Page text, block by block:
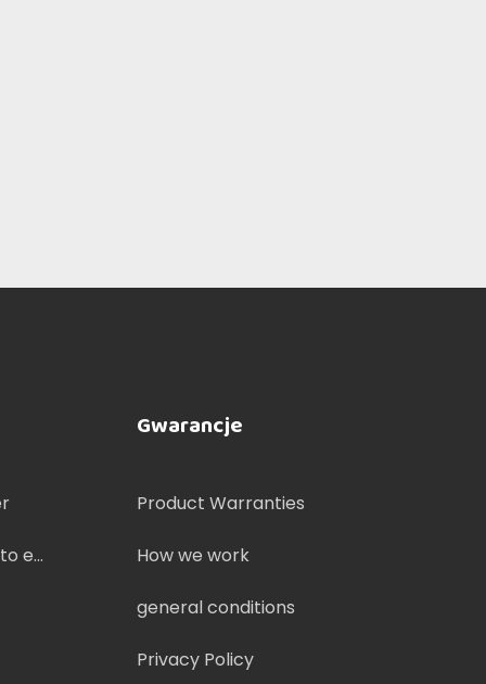
e
Gwarancje
Product Warranties
How we work
general conditions
Privacy Policy